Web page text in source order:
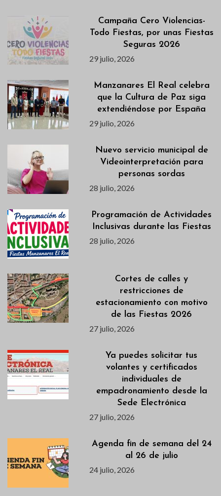
Campaña Cero Violencias-
Todo Fiestas, por unas Fiestas
Seguras 2026
29 julio, 2026
Manzanares El Real celebra
que la Cultura de Paz siga
extendiéndose por España
29 julio, 2026
Nuevo servicio municipal de
Videointerpretación para
personas sordas
28 julio, 2026
Programación de Actividades
Inclusivas durante las Fiestas
28 julio, 2026
Cortes de calles y
restricciones de
estacionamiento con motivo
de las Fiestas 2026
27 julio, 2026
Ya puedes solicitar tus
volantes y certificados
individuales de
empadronamiento desde la
Sede Electrónica
27 julio, 2026
Agenda fin de semana del 24
al 26 de julio
24 julio, 2026